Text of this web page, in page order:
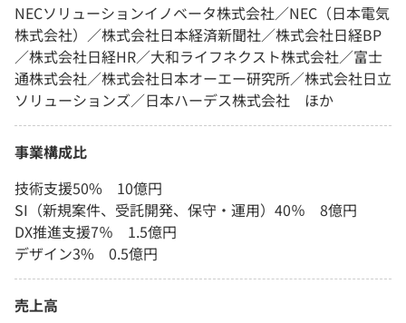
NECソリューションイノベータ株式会社／NEC（日本電気
株式会社）／株式会社日本経済新聞社／株式会社日経BP
／株式会社日経HR／大和ライフネクスト株式会社／富士
通株式会社／株式会社日本オーエー研究所／株式会社日立
ソリューションズ／日本ハーデス株式会社 ほか
事業構成比
技術支援50% 10億円
SI（新規案件、受託開発、保守・運用）40％ 8億円
DX推進支援7％ 1.5億円
デザイン3% 0.5億円
売上高